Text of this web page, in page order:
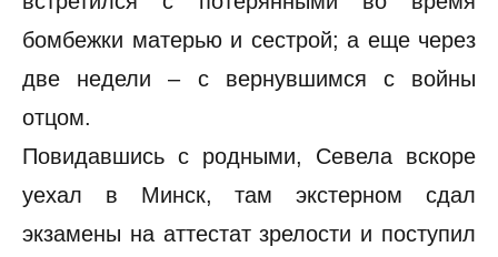
бомбежки матерью и сестрой; а еще через
две недели – с вернувшимся с войны
отцом.
Повидавшись с родными, Севела вскоре
уехал в Минск, там экстерном сдал
экзамены на аттестат зрелости и поступил